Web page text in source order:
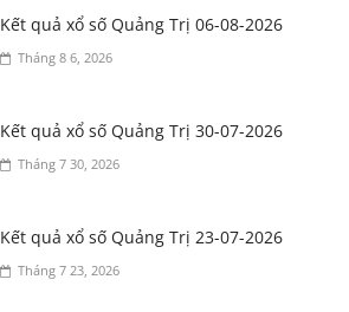
Kết quả xổ số Quảng Trị 06-08-2026
Tháng 8 6, 2026
Kết quả xổ số Quảng Trị 30-07-2026
Tháng 7 30, 2026
Kết quả xổ số Quảng Trị 23-07-2026
Tháng 7 23, 2026